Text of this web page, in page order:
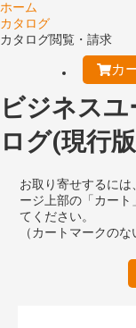
ホーム
カタログ
カタログ閲覧・請求
カ
ビジネス
ログ(現行
お取り寄せするに
ージ上部の「カー
てください。
（カートマークの